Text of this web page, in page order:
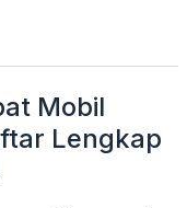
Mobil
Lengkap